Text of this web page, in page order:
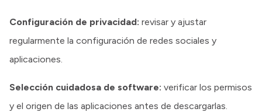
Configuración de privacidad: revisar y ajustar
regularmente la configuración de redes sociales y
aplicaciones.
Selección cuidadosa de software: verificar los permisos
y el origen de las aplicaciones antes de descargarlas.